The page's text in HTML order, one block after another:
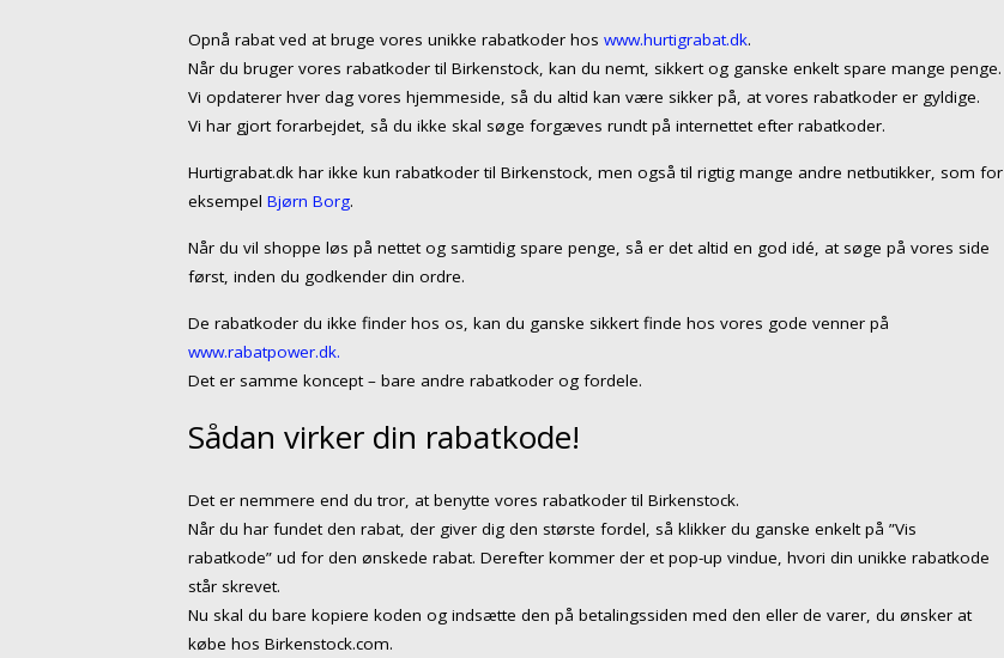
Opnå rabat ved at bruge vores unikke rabatkoder hos www.hurtigrabat.dk.
Når du bruger vores rabatkoder til Birkenstock, kan du nemt, sikkert og ganske enkelt spare mange penge.
Vi opdaterer hver dag vores hjemmeside, så du altid kan være sikker på, at vores rabatkoder er gyldige.
Vi har gjort forarbejdet, så du ikke skal søge forgæves rundt på internettet efter rabatkoder.
Hurtigrabat.dk har ikke kun rabatkoder til Birkenstock, men også til rigtig mange andre netbutikker, som for
eksempel Bjørn Borg.
Når du vil shoppe løs på nettet og samtidig spare penge, så er det altid en god idé, at søge på vores side
først, inden du godkender din ordre.
De rabatkoder du ikke finder hos os, kan du ganske sikkert finde hos vores gode venner på
www.rabatpower.dk.
Det er samme koncept – bare andre rabatkoder og fordele.
Sådan virker din rabatkode!
Det er nemmere end du tror, at benytte vores rabatkoder til Birkenstock.
Når du har fundet den rabat, der giver dig den største fordel, så klikker du ganske enkelt på ”Vis
rabatkode” ud for den ønskede rabat. Derefter kommer der et pop-up vindue, hvori din unikke rabatkode
står skrevet.
Nu skal du bare kopiere koden og indsætte den på betalingssiden med den eller de varer, du ønsker at
købe hos Birkenstock.com.